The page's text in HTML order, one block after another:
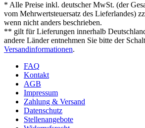
* Alle Preise inkl. deutscher MwSt. (der
vom Mehrwertsteuersatz des Lieferlandes)
wenn nicht anders beschrieben.
** gilt für Lieferungen innerhalb
andere Länder entnehmen Sie bitte der
Versandinformationen.
FAQ
Kontakt
AGB
Impressum
Zahlung & Versand
Datenschutz
Stellenangebote